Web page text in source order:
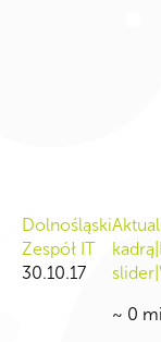
Dolnośląski
Zespół IT
30.10.17
~ 0